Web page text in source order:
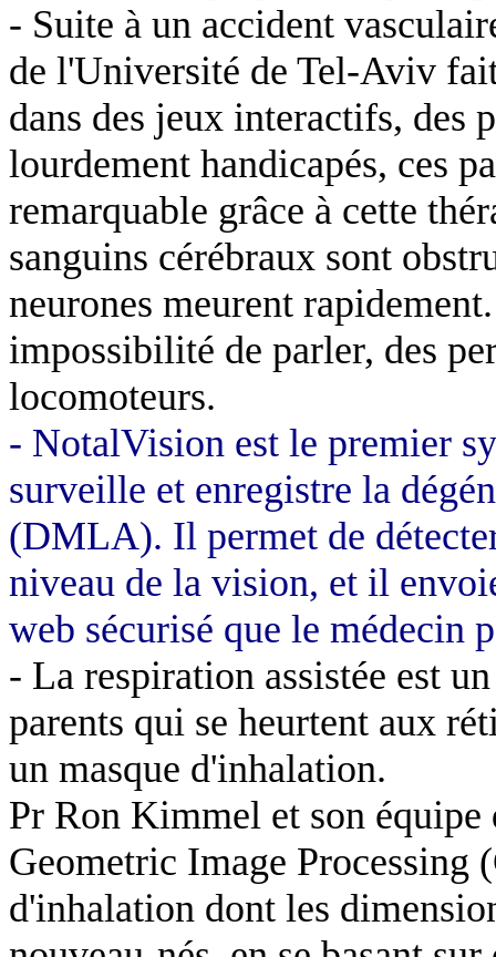
- Suite à un accident
de l'Université de Tel-Aviv
dans des jeux interactifs, des
lourdement handicapés, ces
remarquable grâce à cette
sanguins cérébraux sont
neurones meurent
impossibilité de parler, des
locomoteurs.
- NotalVision est le premier
surveille et enregistre la
(DMLA). Il permet de
niveau de la vision, et il
web sécurisé que le médecin
- La respiration assistée est
parents qui se heurtent aux
un masque d'inhalation.
Pr Ron Kimmel et son
Geometric Image Processing
d'inhalation dont les